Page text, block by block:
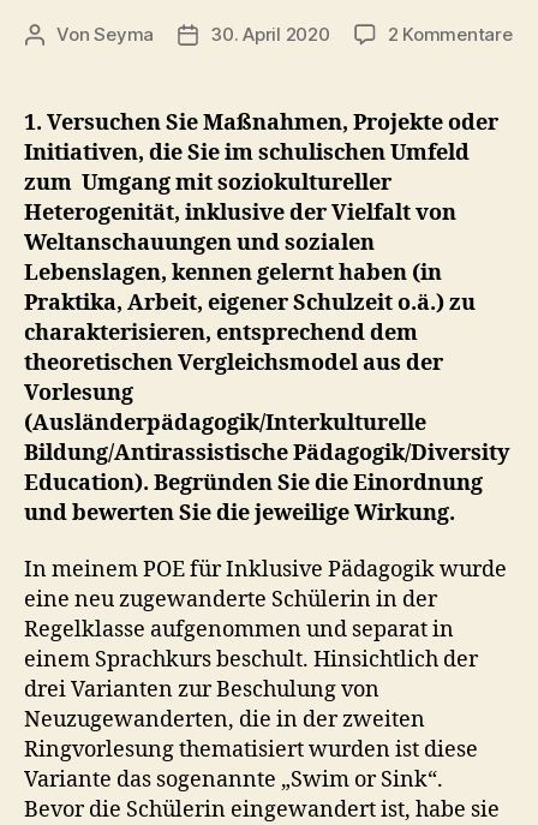
Beitragsautor
VonSeyma Veröffentlichungsdatum
30. April 2020 2 Kommentarezu
1. Versuchen Sie Maßnahmen, Projekte oder
Initiativen, die Sie im schulischen Umfeld
zum Umgang mit soziokultureller
Heterogenität, inklusive der Vielfalt von
Weltanschauungen und sozialen
Lebenslagen, kennen gelernt haben (in
Praktika, Arbeit, eigener Schulzeit o.ä.) zu
charakterisieren, entsprechend dem
theoretischen Vergleichsmodel aus der
Vorlesung
(Ausländerpädagogik/Interkulturelle
Bildung/Antirassistische Pädagogik/Diversity
Education). Begründen Sie die Einordnung
und bewerten Sie die jeweilige Wirkung.
In meinem POE für Inklusive Pädagogik wurde
eine neu zugewanderte Schülerin in der
Regelklasse aufgenommen und separat in
einem Sprachkurs beschult. Hinsichtlich der
drei Varianten zur Beschulung von
Neuzugewanderten, die in der zweiten
Ringvorlesung thematisiert wurden ist diese
Variante das sogenannte „Swim or Sink“.
Bevor die Schülerin eingewandert ist, habe sie